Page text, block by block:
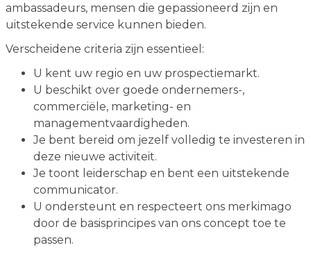
ambassadeurs, mensen die gepassioneerd zijn en
uitstekende service kunnen bieden.
Verscheidene criteria zijn essentieel:
U kent uw regio en uw prospectiemarkt.
U beschikt over goede ondernemers-,
commerciële, marketing- en
managementvaardigheden.
Je bent bereid om jezelf volledig te investeren in
deze nieuwe activiteit.
Je toont leiderschap en bent een uitstekende
communicator.
U ondersteunt en respecteert ons merkimago
door de basisprincipes van ons concept toe te
passen.